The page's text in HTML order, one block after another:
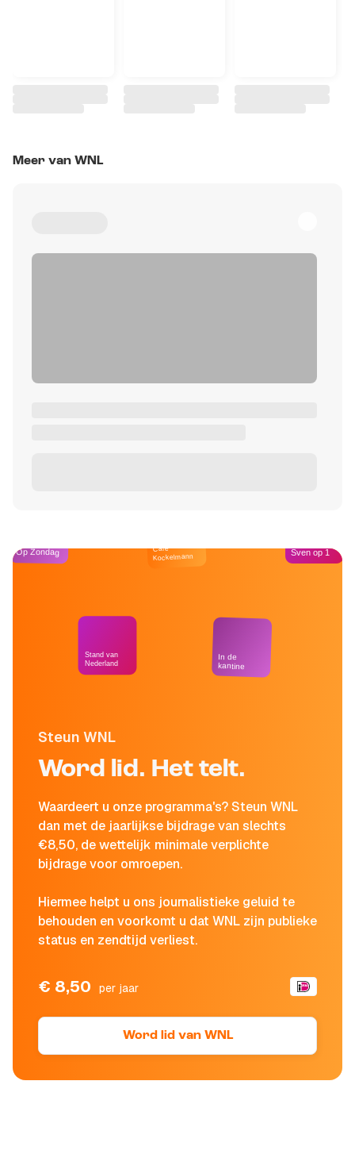
Meer van WNL
Steun WNL
Word lid. Het telt.
Waardeert u onze programma's? Steun WNL
dan met de jaarlijkse bijdrage van slechts
€8,50, de wettelijk minimale verplichte
bijdrage voor omroepen.
Hiermee helpt u ons journalistieke geluid te
behouden en voorkomt u dat WNL zijn publieke
status en zendtijd verliest.
€ 8,50 per jaar
Word lid van WNL
Op Zondag
Stand van
Nederland
Café
Kockelmann
In de
kantine
Sven op 1